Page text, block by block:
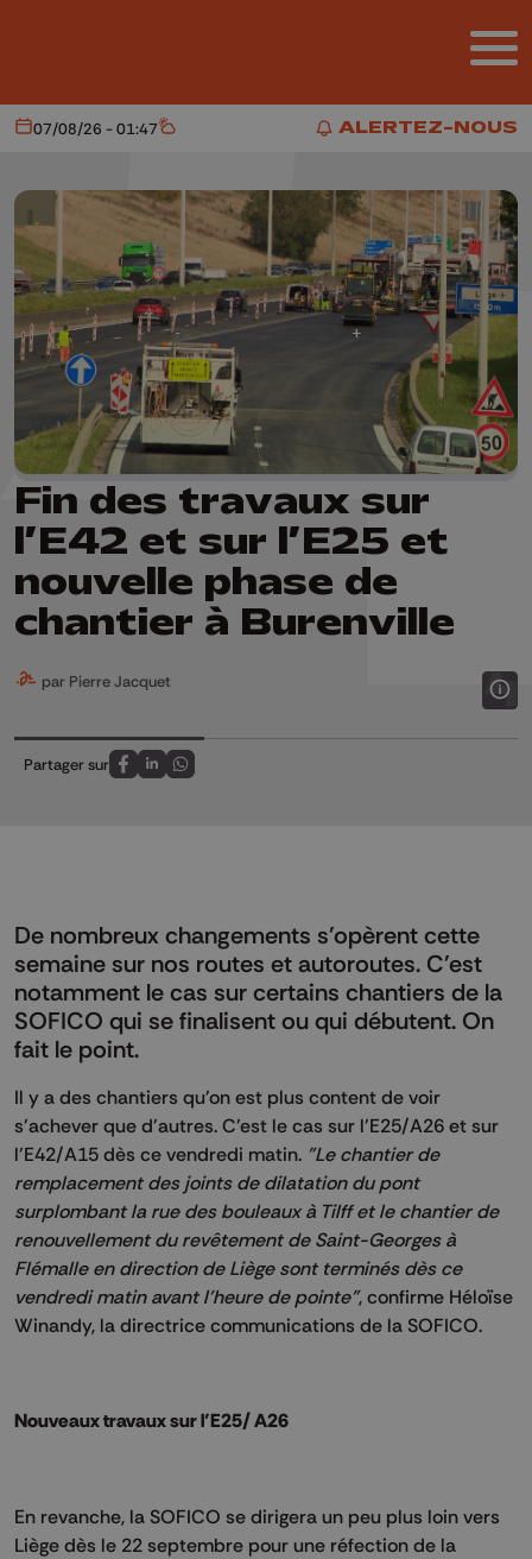
ALERTEZ-NOUS
ALERTEZ-NOUS
Aujourd'hui
07/08/26 - 01:47 Météo
Fin des travaux sur
l’E42 et sur l’E25 et
nouvelle phase de
chantier à Burenville
par Pierre Jacquet
Partager sur
Partagez sur FaceBook
Partagez sur LinkedIn
Partagez sur Whatsapp
De nombreux changements s'opèrent cette
semaine sur nos routes et autoroutes. C'est
notamment le cas sur certains chantiers de la
SOFICO qui se finalisent ou qui débutent. On
fait le point.
Il y a des chantiers qu'on est plus content de voir
s'achever que d'autres. C'est le cas sur l’E25/A26 et sur
l’E42/A15 dès ce vendredi matin. "Le chantier de
remplacement des joints de dilatation du pont
surplombant la rue des bouleaux à Tilff et le chantier de
renouvellement du revêtement de Saint-Georges à
Flémalle en direction de Liège sont terminés dès ce
vendredi matin avant l'heure de pointe", confirme Héloïse
Winandy, la directrice communications de la SOFICO.
Nouveaux travaux sur l’E25/ A26
En revanche, la SOFICO se dirigera un peu plus loin vers
Liège dès le 22 septembre pour une réfection de la